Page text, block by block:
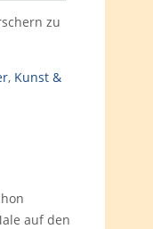
zu
, Kunst &
auf den